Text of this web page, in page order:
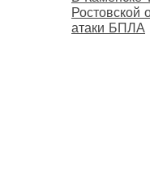
Ростовской
атаки БПЛА